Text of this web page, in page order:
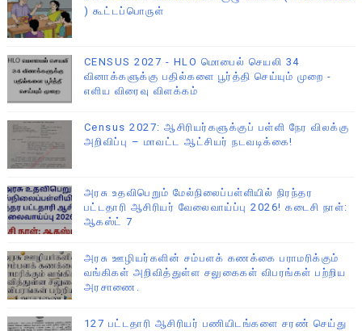
) கூட்டப்பொருள்
CENSUS 2027 - HLO மொபைல் செயலி 34
வினாக்களுக்கு பதில்களை பூர்த்தி செய்யும் முறை -
எளிய விரைவு விளக்கம்
Census 2027: ஆசிரியர்களுக்குப் பள்ளி நேர விலக்கு
அறிவிப்பு – மாவட்ட ஆட்சியர் நடவடிக்கை!
அரசு உதவிபெறும் மேல்நிலைப்பள்ளியில் நிரந்தர
பட்டதாரி ஆசிரியர் வேலைவாய்ப்பு 2026! கடைசி நாள்:
ஆகஸ்ட் 7
அரசு ஊழியர்களின் சம்பளக் கணக்கை பராமரிக்கும்
வங்கிகள் அறிவித்துள்ள சலுகைகள் விபரங்கள் பற்றிய
அரசாணை.
127 பட்டதாரி ஆசிரியர் பணியிடங்களை சரண் செய்து